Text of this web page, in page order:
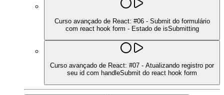
Curso avançado de React: #06 - Submit do formulário
com react hook form - Estado de isSubmitting
Curso avançado de React: #07 - Atualizando registro por
seu id com handleSubmit do react hook form